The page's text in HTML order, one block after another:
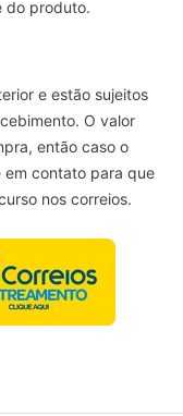
do produto.
e estão sujeitos
O valor
então caso o
em contato para que
nos correios.